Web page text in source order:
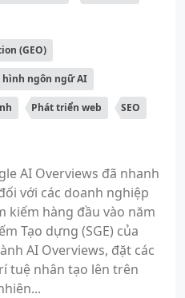
(GEO)
hình ngôn ngữ AI
Phát triển web SEO
AI Overviews đã nhanh
với các doanh nghiệp
kiếm hàng đầu vào năm
Tạo dựng (SGE) của
AI Overviews, đặt các
tuệ nhân tạo lên trên